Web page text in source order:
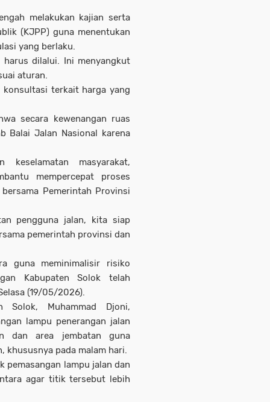
melakukan kajian serta
(KJPP) guna menentukan
yang berlaku.
harus dilalui. Ini menyangkut
aturan.
konsultasi terkait harga yang
secara kewenangan ruas
Balai Jalan Nasional karena
masyarakat,
mempercepat proses
Pemerintah Provinsi
pengguna jalan, kita siap
pemerintah provinsi dan
guna meminimalisir risiko
Kabupaten Solok telah
(19/05/2026).
Solok, Muhammad Djoni,
lampu penerangan jalan
dan area jembatan guna
khususnya pada malam hari.
pemasangan lampu jalan dan
agar titik tersebut lebih